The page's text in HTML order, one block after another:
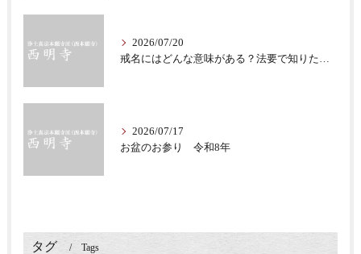
2026/07/20
戒名にはどんな意味がある？法要で知りたい仏教の心
2026/07/17
お盆のお参り 令和8年
タグ Tags